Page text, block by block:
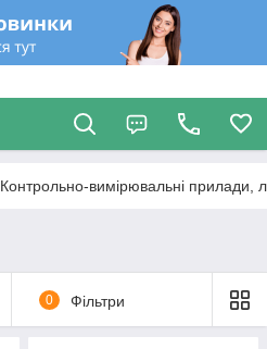
Контрольно-вимірювальні прилади,
0 Фільтри